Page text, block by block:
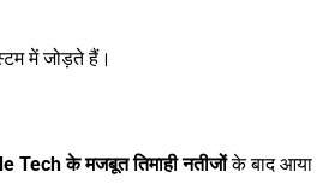
में जोड़ते हैं।
Tech के मजबूत तिमाही नतीजोंके बाद आया